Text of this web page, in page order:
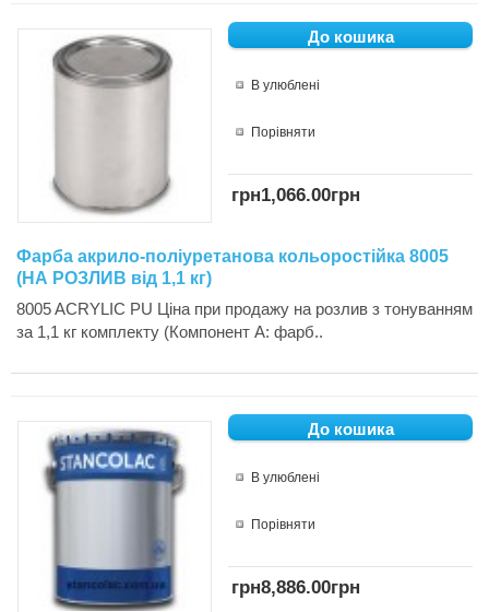
В улюблені
Порівняти
грн1,066.00грн
Фарба акрило-поліуретанова кольоростійка 8005
(НА РОЗЛИВ від 1,1 кг)
8005 ACRYLIC PU Ціна при продажу на розлив з тонуванням
за 1,1 кг комплекту (Компонент А: фарб..
В улюблені
Порівняти
грн8,886.00грн